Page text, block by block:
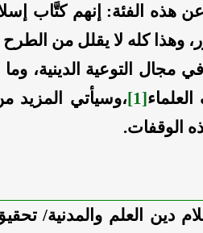
هذه الفئة: إنهم كتَّاب
كله لا يقلل من الطرح
مجال التوعية الدينية،
[1]
،وسيأتي المزيد
الوقفات.
دين العلم والمدنية/